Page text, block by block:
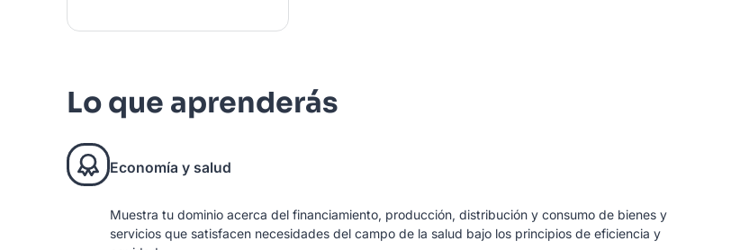
Lo que aprenderás
Economía y salud
Muestra tu dominio acerca del financiamiento, producción, distribución y consumo de bienes y
servicios que satisfacen necesidades del campo de la salud bajo los principios de eficiencia y